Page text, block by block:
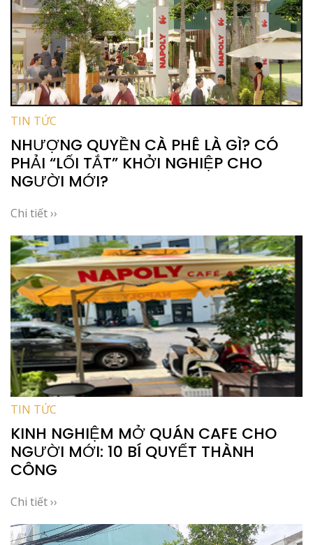
TIN TỨC
NHƯỢNG QUYỀN CÀ PHÊ LÀ GÌ? CÓ
PHẢI “LỐI TẮT” KHỞI NGHIỆP CHO
NGƯỜI MỚI?
Chi tiết ››
TIN TỨC
KINH NGHIỆM MỞ QUÁN CAFE CHO
NGƯỜI MỚI: 10 BÍ QUYẾT THÀNH
CÔNG
Chi tiết ››